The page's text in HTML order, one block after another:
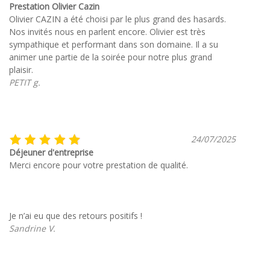
Prestation Olivier Cazin
Olivier CAZIN a été choisi par le plus grand des hasards.
Nos invités nous en parlent encore. Olivier est très
sympathique et performant dans son domaine. Il a su
animer une partie de la soirée pour notre plus grand
plaisir.
PETIT g.
24/07/2025
Déjeuner d'entreprise
Merci encore pour votre prestation de qualité.
Je n’ai eu que des retours positifs !
Sandrine V.